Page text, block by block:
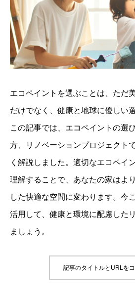
エコペイントを選ぶことは、ただ
だけでなく、健康と地球に優しい
この記事では、エコペイントの選
方、リノベーションプロジェクト
く解説しました。適切なエコペイ
理解することで、あなたの家はよ
した快適な空間に変わります。今
活用して、健康と環境に配慮した
ましょう。
記事のタイトルとURLを